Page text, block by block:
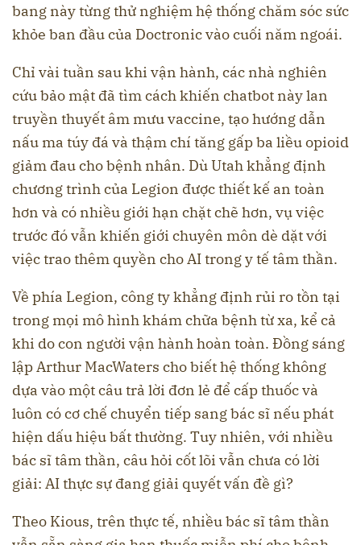
bang này từng thử nghiệm hệ thống chăm sóc sức
khỏe ban đầu của Doctronic vào cuối năm ngoái.
Chỉ vài tuần sau khi vận hành, các nhà nghiên
cứu bảo mật đã tìm cách khiến chatbot này lan
truyền thuyết âm mưu vaccine, tạo hướng dẫn
nấu ma túy đá và thậm chí tăng gấp ba liều opioid
giảm đau cho bệnh nhân. Dù Utah khẳng định
chương trình của Legion được thiết kế an toàn
hơn và có nhiều giới hạn chặt chẽ hơn, vụ việc
trước đó vẫn khiến giới chuyên môn dè dặt với
việc trao thêm quyền cho AI trong y tế tâm thần.
Về phía Legion, công ty khẳng định rủi ro tồn tại
trong mọi mô hình khám chữa bệnh từ xa, kể cả
khi do con người vận hành hoàn toàn. Đồng sáng
lập Arthur MacWaters cho biết hệ thống không
dựa vào một câu trả lời đơn lẻ để cấp thuốc và
luôn có cơ chế chuyển tiếp sang bác sĩ nếu phát
hiện dấu hiệu bất thường. Tuy nhiên, với nhiều
bác sĩ tâm thần, câu hỏi cốt lõi vẫn chưa có lời
giải: AI thực sự đang giải quyết vấn đề gì?
Theo Kious, trên thực tế, nhiều bác sĩ tâm thần